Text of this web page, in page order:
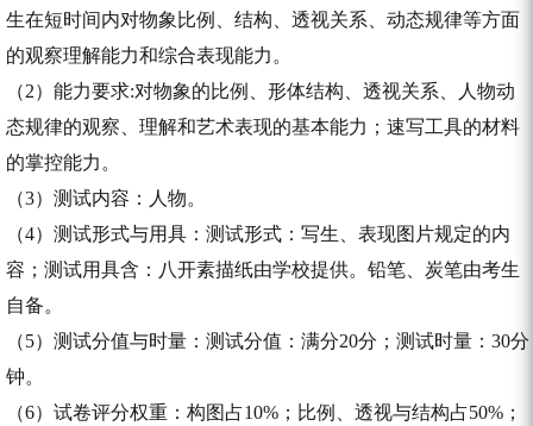
生在短时间内对物象比例、结构、透视关系、动态规律等方面
的观察理解能力和综合表现能力。
（2）能力要求:对物象的比例、形体结构、透视关系、人物动
态规律的观察、理解和艺术表现的基本能力；速写工具的材料
的掌控能力。
（3）测试内容：人物。
（4）测试形式与用具：测试形式：写生、表现图片规定的内
容；测试用具含：八开素描纸由学校提供。铅笔、炭笔由考生
自备。
（5）测试分值与时量：测试分值：满分20分；测试时量：30分
钟。
（6）试卷评分权重：构图占10%；比例、透视与结构占50%；